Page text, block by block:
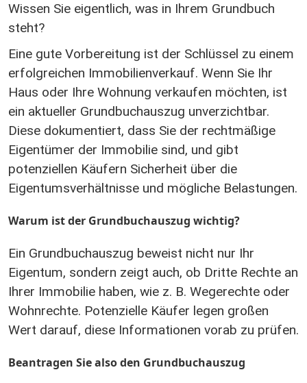
Wissen Sie eigentlich, was in Ihrem Grundbuch
steht?
Eine gute Vorbereitung ist der Schlüssel zu einem
erfolgreichen Immobilienverkauf. Wenn Sie Ihr
Haus oder Ihre Wohnung verkaufen möchten, ist
ein aktueller Grundbuchauszug unverzichtbar.
Diese dokumentiert, dass Sie der rechtmäßige
Eigentümer der Immobilie sind, und gibt
potenziellen Käufern Sicherheit über die
Eigentumsverhältnisse und mögliche Belastungen.
Warum ist der Grundbuchauszug wichtig?
Ein Grundbuchauszug beweist nicht nur Ihr
Eigentum, sondern zeigt auch, ob Dritte Rechte an
Ihrer Immobilie haben, wie z. B. Wegerechte oder
Wohnrechte. Potenzielle Käufer legen großen
Wert darauf, diese Informationen vorab zu prüfen.
Beantragen Sie also den Grundbuchauszug